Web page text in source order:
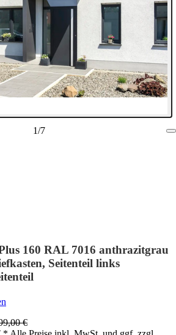
1/7
160 RAL 7016 anthrazitgrau
Seitenteil links
€